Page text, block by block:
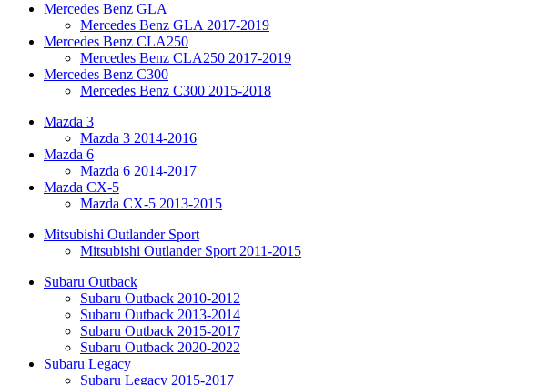
Mercedes Benz GLA
Mercedes Benz GLA 2017-2019
Mercedes Benz CLA250
Mercedes Benz CLA250 2017-2019
Mercedes Benz C300
Mercedes Benz C300 2015-2018
Mazda 3
Mazda 3 2014-2016
Mazda 6
Mazda 6 2014-2017
Mazda CX-5
Mazda CX-5 2013-2015
Mitsubishi Outlander Sport
Mitsubishi Outlander Sport 2011-2015
Subaru Outback
Subaru Outback 2010-2012
Subaru Outback 2013-2014
Subaru Outback 2015-2017
Subaru Outback 2020-2022
Subaru Legacy
Subaru Legacy 2015-2017